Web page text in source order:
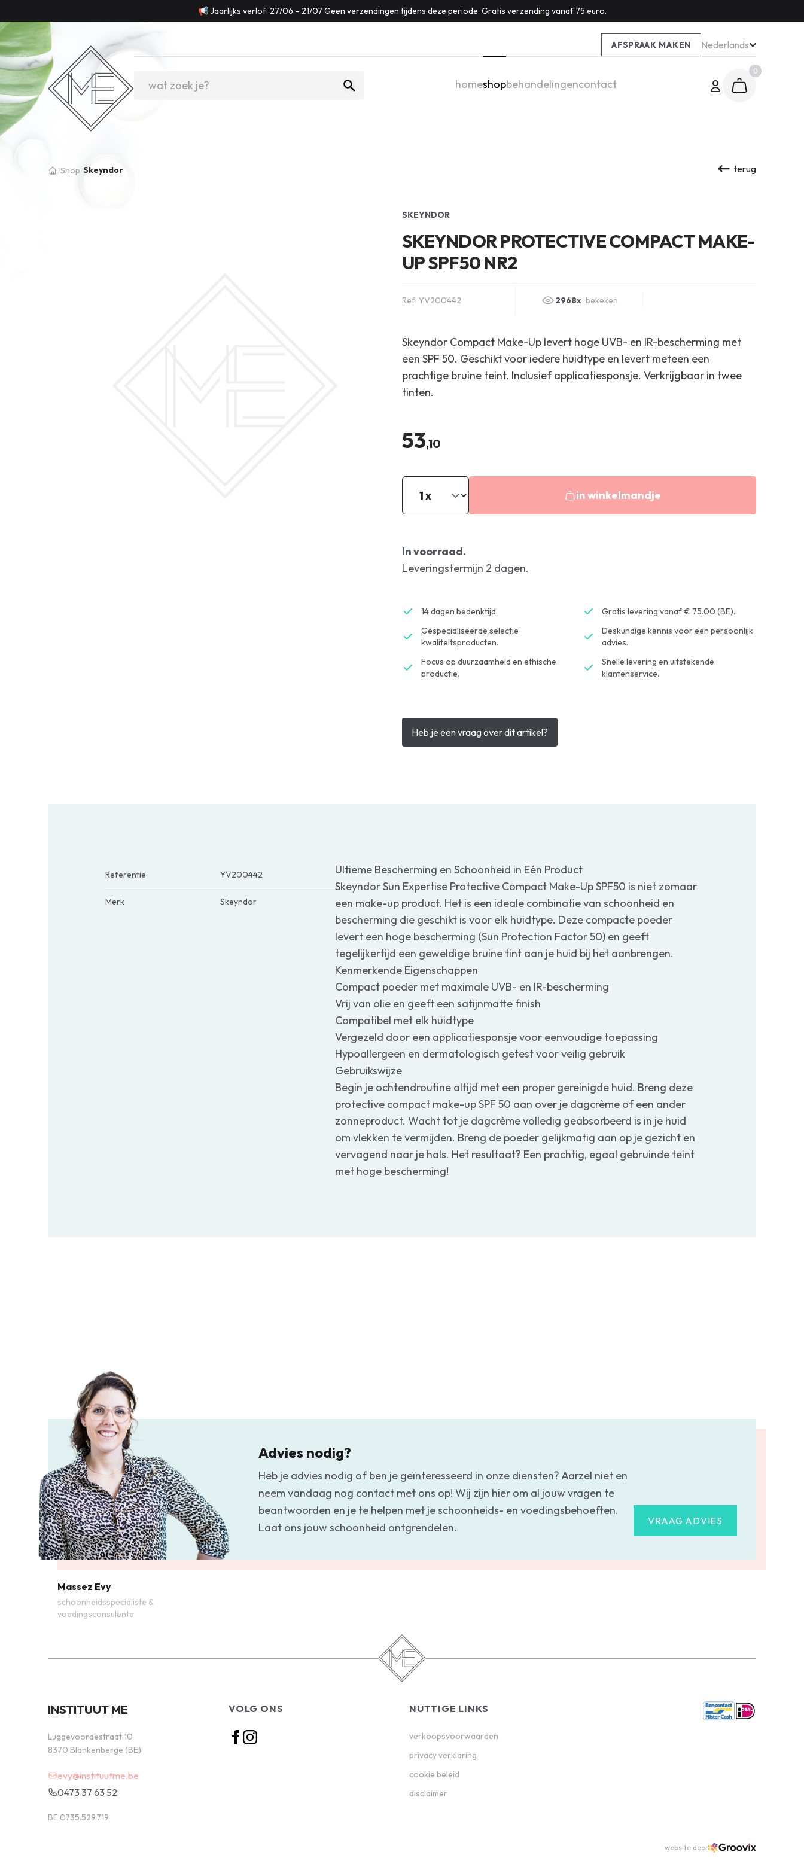
📢 Jaarlijks verlof: 27/06 – 21/07 Geen verzendingen tijdens deze periode. Gratis verzending vanaf 75 euro.
AFSPRAAK MAKEN Nederlands
homeshopbehandelingencontact
0
/Shop Skeyndor terug
SKEYNDOR
SKEYNDOR PROTECTIVE COMPACT MAKE-
UP SPF50 NR2
Ref: YV200442 2968x bekeken
Skeyndor Compact Make-Up levert hoge UVB- en IR-bescherming met
een SPF 50. Geschikt voor iedere huidtype en levert meteen een
prachtige bruine teint. Inclusief applicatiesponsje. Verkrijgbaar in twee
tinten.
53,10
in winkelmandje
In voorraad.
Leveringstermijn 2 dagen.
14 dagen bedenktijd.
Gratis levering vanaf € 75.00 (BE).
Gespecialiseerde selectie
kwaliteitsproducten.
Deskundige kennis voor een persoonlijk
advies.
Focus op duurzaamheid en ethische
productie.
Snelle levering en uitstekende
klantenservice.
Heb je een vraag over dit artikel?
Referentie YV200442
Merk Skeyndor
Ultieme Bescherming en Schoonheid in Eén Product
Skeyndor Sun Expertise Protective Compact Make-Up SPF50 is niet zomaar
een make-up product. Het is een ideale combinatie van schoonheid en
bescherming die geschikt is voor elk huidtype. Deze compacte poeder
levert een hoge bescherming (Sun Protection Factor 50) en geeft
tegelijkertijd een geweldige bruine tint aan je huid bij het aanbrengen.
Kenmerkende Eigenschappen
Compact poeder met maximale UVB- en IR-bescherming
Vrij van olie en geeft een satijnmatte finish
Compatibel met elk huidtype
Vergezeld door een applicatiesponsje voor eenvoudige toepassing
Hypoallergeen en dermatologisch getest voor veilig gebruik
Gebruikswijze
Begin je ochtendroutine altijd met een proper gereinigde huid. Breng deze
protective compact make-up SPF 50 aan over je dagcrème of een ander
zonneproduct. Wacht tot je dagcrème volledig geabsorbeerd is in je huid
om vlekken te vermijden. Breng de poeder gelijkmatig aan op je gezicht en
vervagend naar je hals. Het resultaat? Een prachtig, egaal gebruinde teint
met hoge bescherming!
Advies nodig?
Heb je advies nodig of ben je geïnteresseerd in onze diensten? Aarzel niet en
neem vandaag nog contact met ons op! Wij zijn hier om al jouw vragen te
beantwoorden en je te helpen met je schoonheids- en voedingsbehoeften.
Laat ons jouw schoonheid ontgrendelen.
VRAAG ADVIES
Massez Evy
schoonheidsspecialiste &
voedingsconsulente
INSTITUUT ME
Luggevoordestraat 10
8370 Blankenberge (BE)
evy@instituutme.be
0473 37 63 52
BE 0735.529.719
VOLG ONS NUTTIGE LINKS
verkoopsvoorwaarden
privacy verklaring
cookie beleid
disclaimer
website door